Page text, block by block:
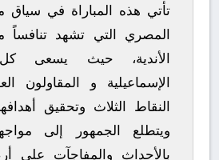
تأتي هذه المباراة في سياق
المصري التي تشهد تنافساً
الأندية، حيث يسعى
الإسماعيلية و المقاولون
النقاط الثلاث وتحقيق
ويتطلع الجمهور إلى
بالأحداث والمفاجآت على